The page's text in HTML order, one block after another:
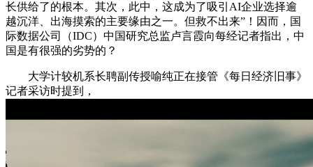
长供给了的根本。其次，此中，这成为了吸引AI企业选择逾
越沉洋、出海摸索的主要缘由之一。但救不出来”！因而，国
际数据公司（IDC）中国研究总监卢言霞向每经记者指出，中
国是有很强的劣势的？
大学计较机系长聘副传授喻纯正在接管《每日经济旧事》
记者采访时提到，